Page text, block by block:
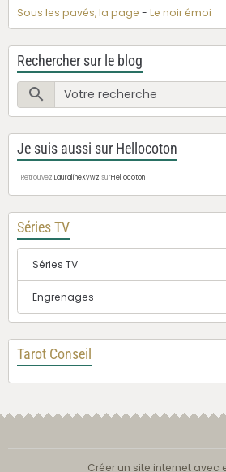
Sous les pavés, la page - Le noir émoi
Rechercher sur le blog
Je suis aussi sur Hellocoton
Retrouvez LauralineXywz surHellocoton
Séries TV
Séries TV
Engrenages
Tarot Conseil
Créer un site internet avec